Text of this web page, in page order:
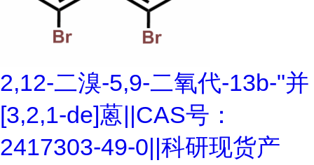
2,12-二溴-5,9-二氧代-13b-"并
[3,2,1-de]蒽||CAS号：
2417303-49-0||科研现货产